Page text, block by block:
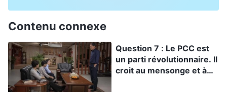
Contenu connexe
Question 7 : Le PCC est
un parti révolutionnaire. Il
croit au mensonge et à